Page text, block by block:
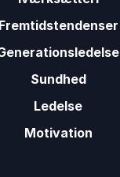
Fremtidstendenser
Sundhed
Ledelse
Motivation